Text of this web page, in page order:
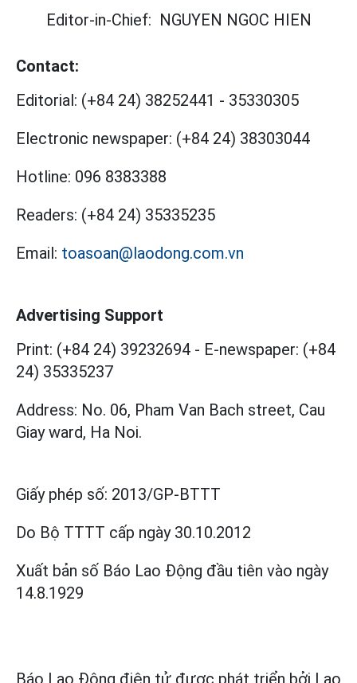
Editor-in-Chief: NGUYEN NGOC HIEN
Contact:
Editorial: (+84 24) 38252441 - 35330305
Electronic newspaper: (+84 24) 38303044
Hotline: 096 8383388
Readers: (+84 24) 35335235
Email: toasoan@laodong.com.vn
Advertising Support
Print: (+84 24) 39232694 - E-newspaper: (+84
24) 35335237
Address: No. 06, Pham Van Bach street, Cau
Giay ward, Ha Noi.
Giấy phép số: 2013/GP-BTTT
Do Bộ TTTT cấp ngày 30.10.2012
Xuất bản số Báo Lao Động đầu tiên vào ngày
14.8.1929
Báo Lao Động điện tử được phát triển bởi Lao